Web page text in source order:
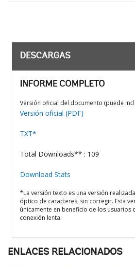
DESCARGAS
INFORME COMPLETO
Versión oficial del documento (puede
Versión oficial (PDF)
TXT*
Total Downloads** : 109
Download Stats
*La versión texto es una versión
óptico de caracteres, sin corregir. Esta
únicamente en beneficio de los usuarios
conexión lenta.
ENLACES RELACIONADOS